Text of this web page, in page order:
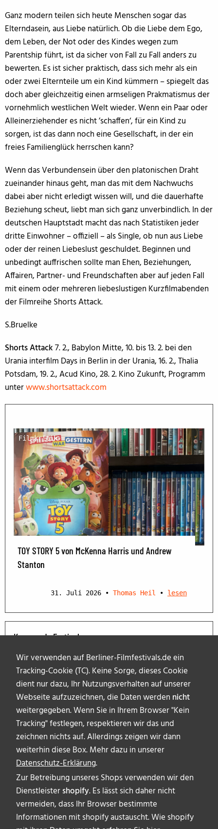
Wir verwenden auf Berliner-Filmfestivals.de ein
Tracking-Cookie (TC). Keine Sorge, dieses Cookie
dient nur dazu, Ihr Nutzungsverhalten auf unserer
Webseite aufzuzeichnen, die Daten werden nicht
weitergegeben. Wenn Sie in Ihrem Browser "Kein
Tracking" festlegen, respektieren wir das und
zeichnen nichts auf. Allerdings zeigen wir dann
weiterhin diese Box. Mehr dazu in unserer
Datenschutz-Erklärung.
Zur Betreibung unseres Shops verwenden wir den
Dienstleistershopify. Es lässt sich daher nicht
vermeiden, dass Ihr Browser bestimmte
Informationen mit shopify austauscht. Wie shopify
Ganz modern teilen sich heute Menschen sogar das
Elterndasein, aus Liebe natürlich. Ob die Liebe dem Ego,
dem Leben, der Not oder des Kindes wegen zum
Parentship führt, ist da sicher von Fall zu Fall anders zu
bewerten. Es ist sicher praktisch, dass sich mehr als ein
oder zwei Elternteile um ein Kind kümmern – spiegelt das
doch aber gleichzeitig einen armseligen Prakmatismus der
vornehmlich westlichen Welt wieder. Wenn ein Paar oder
Alleinerziehender es nicht ’schaffen‘, für ein Kind zu
sorgen, ist das dann noch eine Gesellschaft, in der ein
freies Familienglück herrschen kann?
Wenn das Verbundensein über den platonischen Draht
zueinander hinaus geht, man das mit dem Nachwuchs
dabei aber nicht erledigt wissen will, und die dauerhafte
Beziehung scheut, liebt man sich ganz unverbindlich. In der
deutschen Hauptstadt macht das nach Statistiken jeder
dritte Einwohner – offiziell – als Single, ob nun aus Liebe
oder der reinen Liebeslust geschuldet. Beginnen und
unbedingt auffrischen sollte man Ehen, Beziehungen,
Affairen, Partner- und Freundschaften aber auf jeden Fall
mit einem oder mehreren liebeslustigen Kurzfilmabenden
der Filmreihe Shorts Attack.
S.Bruelke
Shorts Attack7. 2., Babylon Mitte, 10. bis 13. 2. bei den
Urania interfilm Days in Berlin in der Urania, 16. 2., Thalia
Potsdam, 19. 2., Acud Kino, 28. 2. Kino Zukunft, Programm
unterwww.shortsattack.com
Filmkritik
TOY STORY 5 von McKenna Harris und Andrew
Stanton
31. Juli 2026 • Thomas Heil • lesen
Kommende Festivals
ÜBER UNS
AUTOR_INNEN